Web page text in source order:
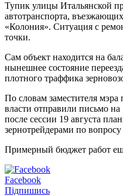
Тупик улицы Итальянской
автотранспорта,
«Колония». Ситуация с
точки.
Сам объект находится на
нынешнее состояние
плотного траффика
По словам заместителя
власти отправили письмо
после сессии 19 августа
зернотрейдерами по
Примерный бюджет работ
Facebook
Підпишись